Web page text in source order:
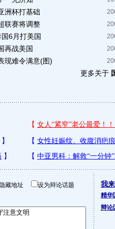
洲杯打基础
联赛将调整
6月打美国
再战美国
现难令满意(图)
更多关于
藏地址 设为辩论话题 我
精华
辩论